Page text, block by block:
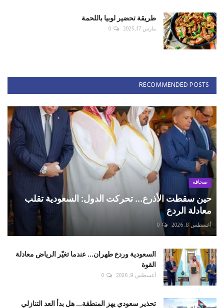
طريقة تحضير لوبيا باللحمة
مارس 17, 2025 0
RECOMMENDED POSTS
صحافة
حين سقطت الأذرع... تحركت الدول: السعودية تقلب
معادلة الردع
أغسطس 8, 2026 0
السعودية وردع طهران... عندما تغيّر الرياض معادلة
القوة
أغسطس 8, 2026 0
تحذير سعودي يهز المنطقة... هل بدأ العد التنازلي